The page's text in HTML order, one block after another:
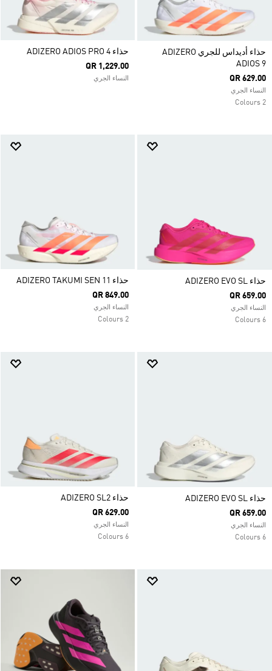
حذاء أديداس للجري ADIZERO
ADIOS 9
QR 629.00
النساء الجري
2 Colours
حذاء ADIZERO ADIOS PRO 4
QR 1,229.00
النساء الجري
حذاء ADIZERO EVO SL
QR 659.00
النساء الجري
6 Colours
حذاء ADIZERO TAKUMI SEN 11
QR 849.00
النساء الجري
2 Colours
حذاء ADIZERO EVO SL
QR 659.00
النساء الجري
6 Colours
حذاء ADIZERO SL2
QR 629.00
النساء الجري
6 Colours